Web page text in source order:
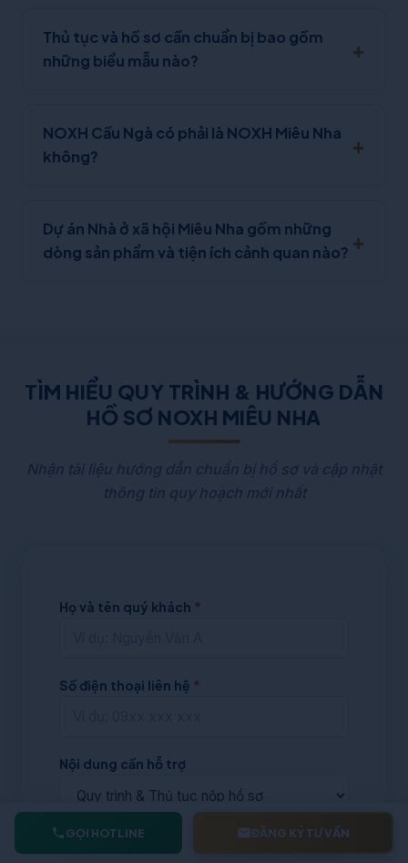
Thủ tục và hồ sơ cần chuẩn bị bao gồm
những biểu mẫu nào?
NOXH Cầu Ngà có phải là NOXH Miêu Nha
không?
Dự án Nhà ở xã hội Miêu Nha gồm những
dòng sản phẩm và tiện ích cảnh quan nào?
TÌM HIỂU QUY TRÌNH & HƯỚNG DẪN
HỒ SƠ NOXH MIÊU NHA
Họ và tên quý khách *
Số điện thoại liên hệ *
Nội dung cần hỗ trợ
GỌI HOTLINE ĐĂNG KÝ TƯ VẤN